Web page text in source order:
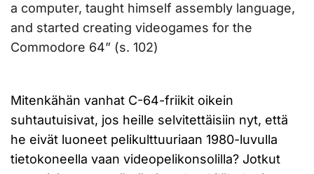
a computer, taught himself assembly language,
and started creating videogames for the
Commodore 64” (s. 102)
Mitenkähän vanhat C-64-friikit oikein
suhtautuisivat, jos heille selvitettäisiin nyt, että
he eivät luoneet pelikulttuuriaan 1980-luvulla
tietokoneella vaan videopelikonsolilla? Jotkut